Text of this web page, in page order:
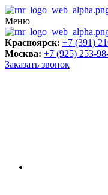
Меню
Красноярск: +7 (391)
Москва: +7 (925) 253-
Заказать звонок